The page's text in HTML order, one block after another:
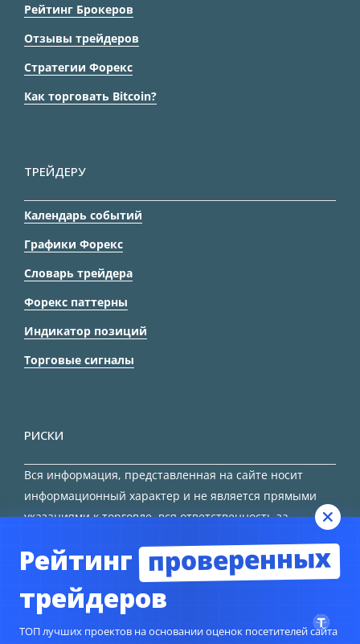
Рейтинг Брокеров
Отзывы трейдеров
Стратегии Форекс
Как торговать Bitcoin?
ТРЕЙДЕРУ
Календарь событий
Графики Форекс
Словарь трейдера
Форекс паттерны
Индикатор позиций
Торговые сигналы
РИСКИ
Вся информация, представленная на сайте носит
информационный характер и не является прямыми
указаниями к торговле, вся ответственность за
Рейтинг проверенных
трейдеров
ТОП лучших проектов на основании оценок посетителей сайта